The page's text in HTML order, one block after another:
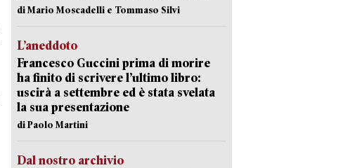
di Mario Moscadelli e Tommaso Silvi
L’aneddoto
Francesco Guccini prima di morire
ha finito di scrivere l’ultimo libro:
uscirà a settembre ed è stata svelata
la sua presentazione
di Paolo Martini
Dal nostro archivio